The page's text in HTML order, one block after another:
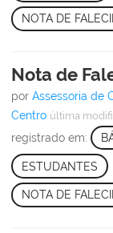
NOTA DE
Nota de
por Assessoria de
Centro última
registrado em:
ESTUDANTES
NOTA DE